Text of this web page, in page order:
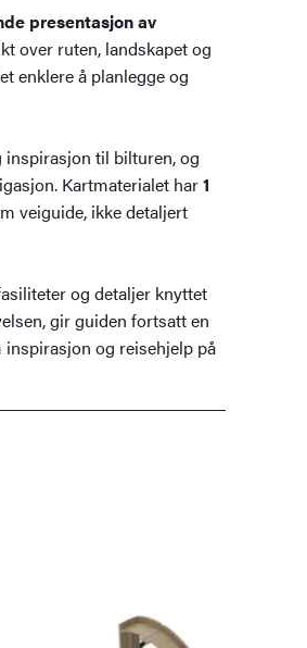
presentasjon av
over ruten, landskapet og
enklere å planlegge og
til bilturen, og
Kartmaterialet har1
veiguide, ikke detaljert
og detaljer knyttet
gir guiden fortsatt en
og reisehjelp på